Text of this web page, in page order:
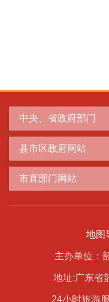
中央、省政府部门
县市区政府网站
市直部门网站
地图
主办单位：
地址:广东省
24小时旅游